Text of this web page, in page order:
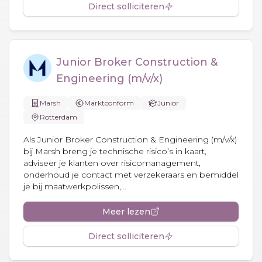
Direct solliciteren
Junior Broker Construction &
Engineering (m/v/x)
Marsh Marktconform
Junior
Rotterdam
Als Junior Broker Construction & Engineering (m/v/x)
bij Marsh breng je technische risico’s in kaart,
adviseer je klanten over risicomanagement,
onderhoud je contact met verzekeraars en bemiddel
je bij maatwerkpolissen,...
Meer lezen
Direct solliciteren